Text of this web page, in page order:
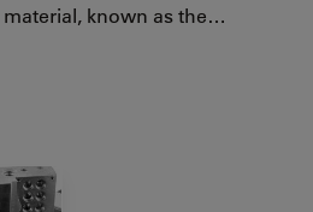
known as the…